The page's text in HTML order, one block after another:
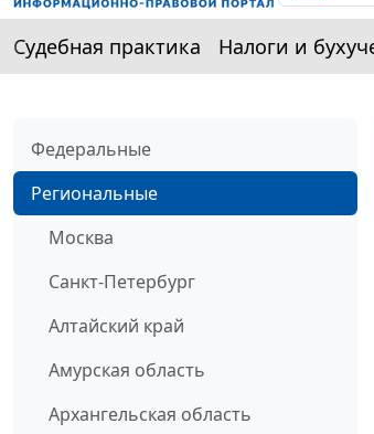
Судебная практика Налоги и
Федеральные
Региональные
Москва
Санкт-Петербург
Алтайский край
Амурская область
Архангельская область